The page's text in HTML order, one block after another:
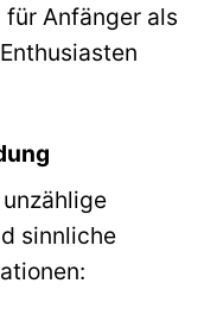
Anfänger als
sinnliche